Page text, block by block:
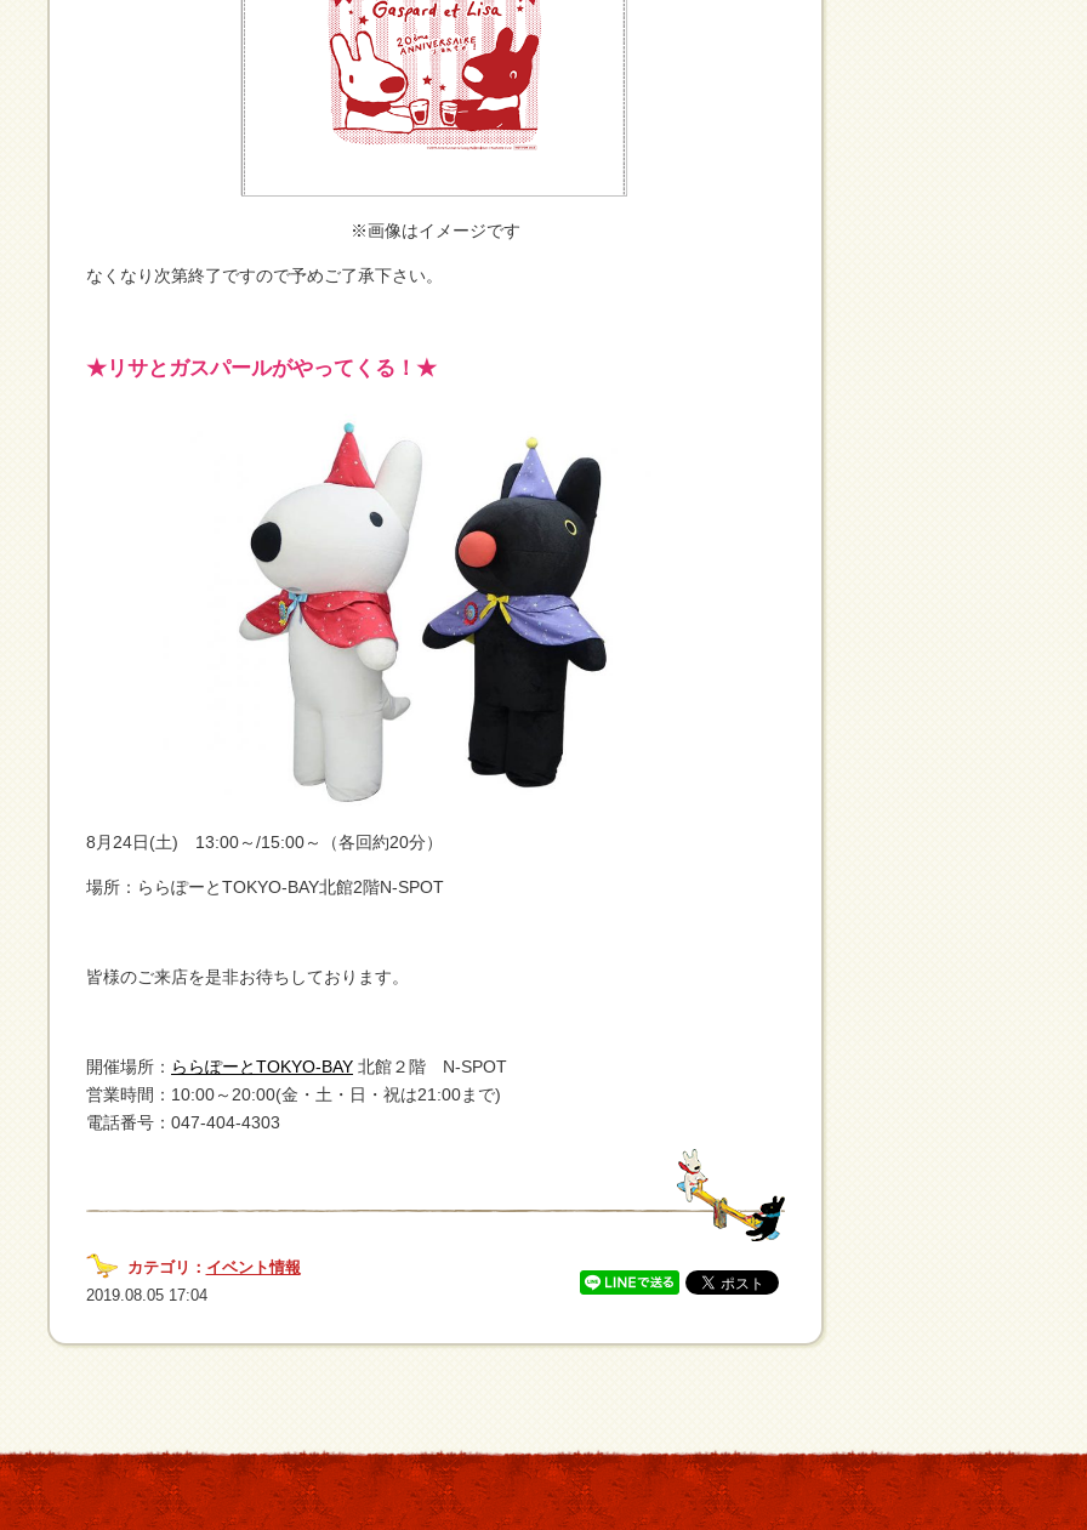
※画像はイメージです
なくなり次第終了ですので予めご了承下さい。
★リサとガスパールがやってくる！★
8月24日(土) 13:00～/15:00～（各回約20分）
場所：ららぽーとTOKYO-BAY北館2階N-SPOT
皆様のご来店を是非お待ちしております。
開催場所： ららぽーとTOKYO-BAY 北館２階 N-SPOT
営業時間：10:00～20:00(金・土・日・祝は21:00まで)
電話番号：047-404-4303
カテゴリ： イベント情報
2019.08.05 17:04